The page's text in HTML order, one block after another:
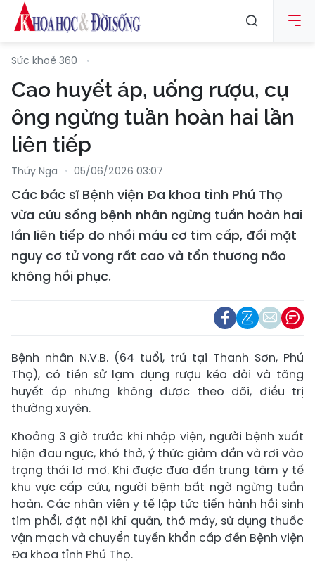
Sức khoẻ 360
Cao huyết áp, uống rượu, cụ
ông ngừng tuần hoàn hai lần
liên tiếp
Thúy Nga 05/06/2026 03:07
Các bác sĩ Bệnh viện Đa khoa tỉnh Phú Thọ
vừa cứu sống bệnh nhân ngừng tuần hoàn hai
lần liên tiếp do nhồi máu cơ tim cấp, đối mặt
nguy cơ tử vong rất cao và tổn thương não
không hồi phục.
Bệnh nhân N.V.B. (64 tuổi, trú tại Thanh Sơn, Phú
Thọ), có tiền sử lạm dụng rượu kéo dài và tăng
huyết áp nhưng không được theo dõi, điều trị
thường xuyên.
Khoảng 3 giờ trước khi nhập viện, người bệnh xuất
hiện đau ngực, khó thở, ý thức giảm dần và rơi vào
trạng thái lơ mơ. Khi được đưa đến trung tâm y tế
khu vực cấp cứu, người bệnh bất ngờ ngừng tuần
hoàn. Các nhân viên y tế lập tức tiến hành hồi sinh
tim phổi, đặt nội khí quản, thở máy, sử dụng thuốc
vận mạch và chuyển tuyến khẩn cấp đến Bệnh viện
Đa khoa tỉnh Phú Thọ.